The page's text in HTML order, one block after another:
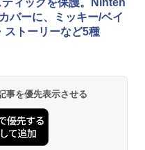
ィックを保護。Ninten
バーに、ミッキー/ベイ
ストーリーなど5種
事を優先表示させる